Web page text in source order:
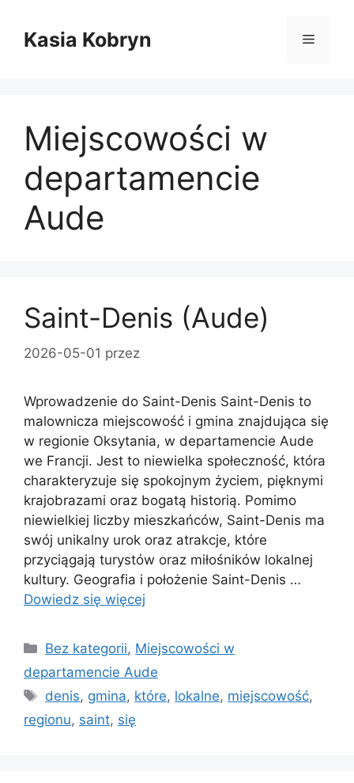
treściKasia Kobryn Menu
Miejscowości w
departamencie
Aude
Saint-Denis (Aude)
2026-05-01 przez
Wprowadzenie do Saint-Denis Saint-Denis to
malownicza miejscowość i gmina znajdująca się
w regionie Oksytania, w departamencie Aude
we Francji. Jest to niewielka społeczność, która
charakteryzuje się spokojnym życiem, pięknymi
krajobrazami oraz bogatą historią. Pomimo
niewielkiej liczby mieszkańców, Saint-Denis ma
swój unikalny urok oraz atrakcje, które
przyciągają turystów oraz miłośników lokalnej
kultury. Geografia i położenie Saint-Denis …
Dowiedz się więcej
Kategorie
Bez kategorii, Miejscowości w
departamencie Aude
Tagi
denis, gmina, które, lokalne, miejscowość,
regionu, saint, się